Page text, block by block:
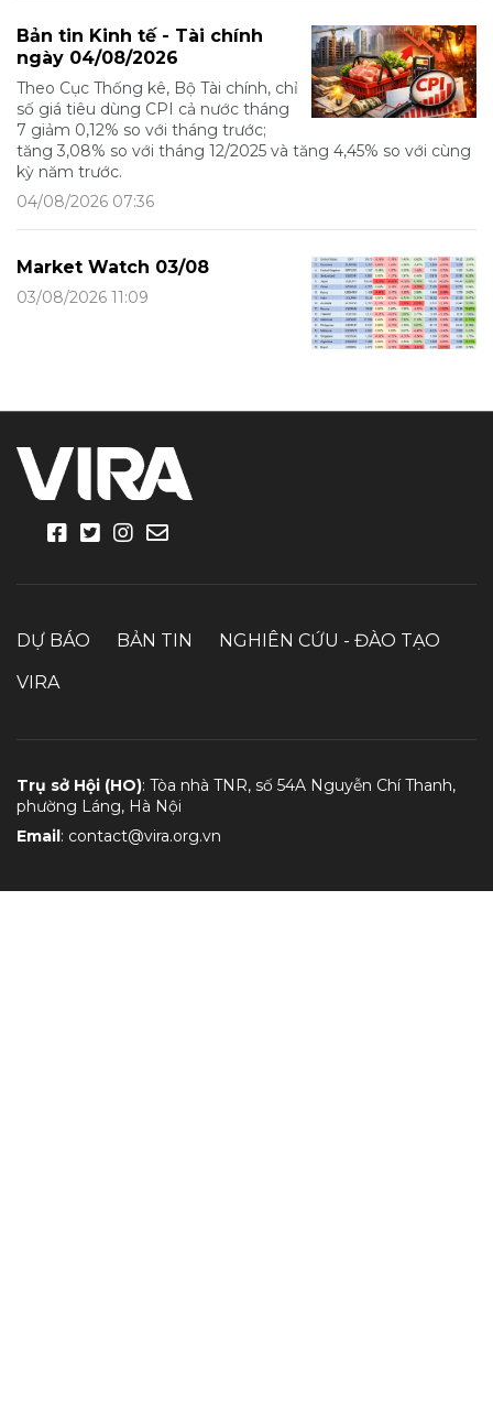
Bản tin Kinh tế - Tài chính
ngày 04/08/2026
Theo Cục Thống kê, Bộ Tài chính, chỉ
số giá tiêu dùng CPI cả nước tháng
7 giảm 0,12% so với tháng trước;
tăng 3,08% so với tháng 12/2025 và tăng 4,45% so với cùng
kỳ năm trước.
04/08/2026 07:36
Market Watch 03/08
03/08/2026 11:09
DỰ BÁO BẢN TIN
NGHIÊN CỨU - ĐÀO TẠO
VIRA
Trụ sở Hội (HO): Tòa nhà TNR, số 54A Nguyễn Chí Thanh,
phường Láng, Hà Nội
Email: contact@vira.org.vn